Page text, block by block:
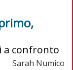
a confronto
Sarah Numico